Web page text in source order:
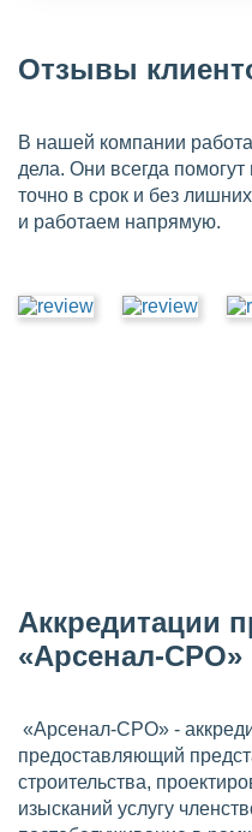
Отзывы
В нашей компании
дела. Они всегда
точно в срок и без
и работаем напрямую.
Аккредитации
«Арсенал-СРО»
«Арсенал-СРО» -
предоставляющий
строительства,
изысканий услугу